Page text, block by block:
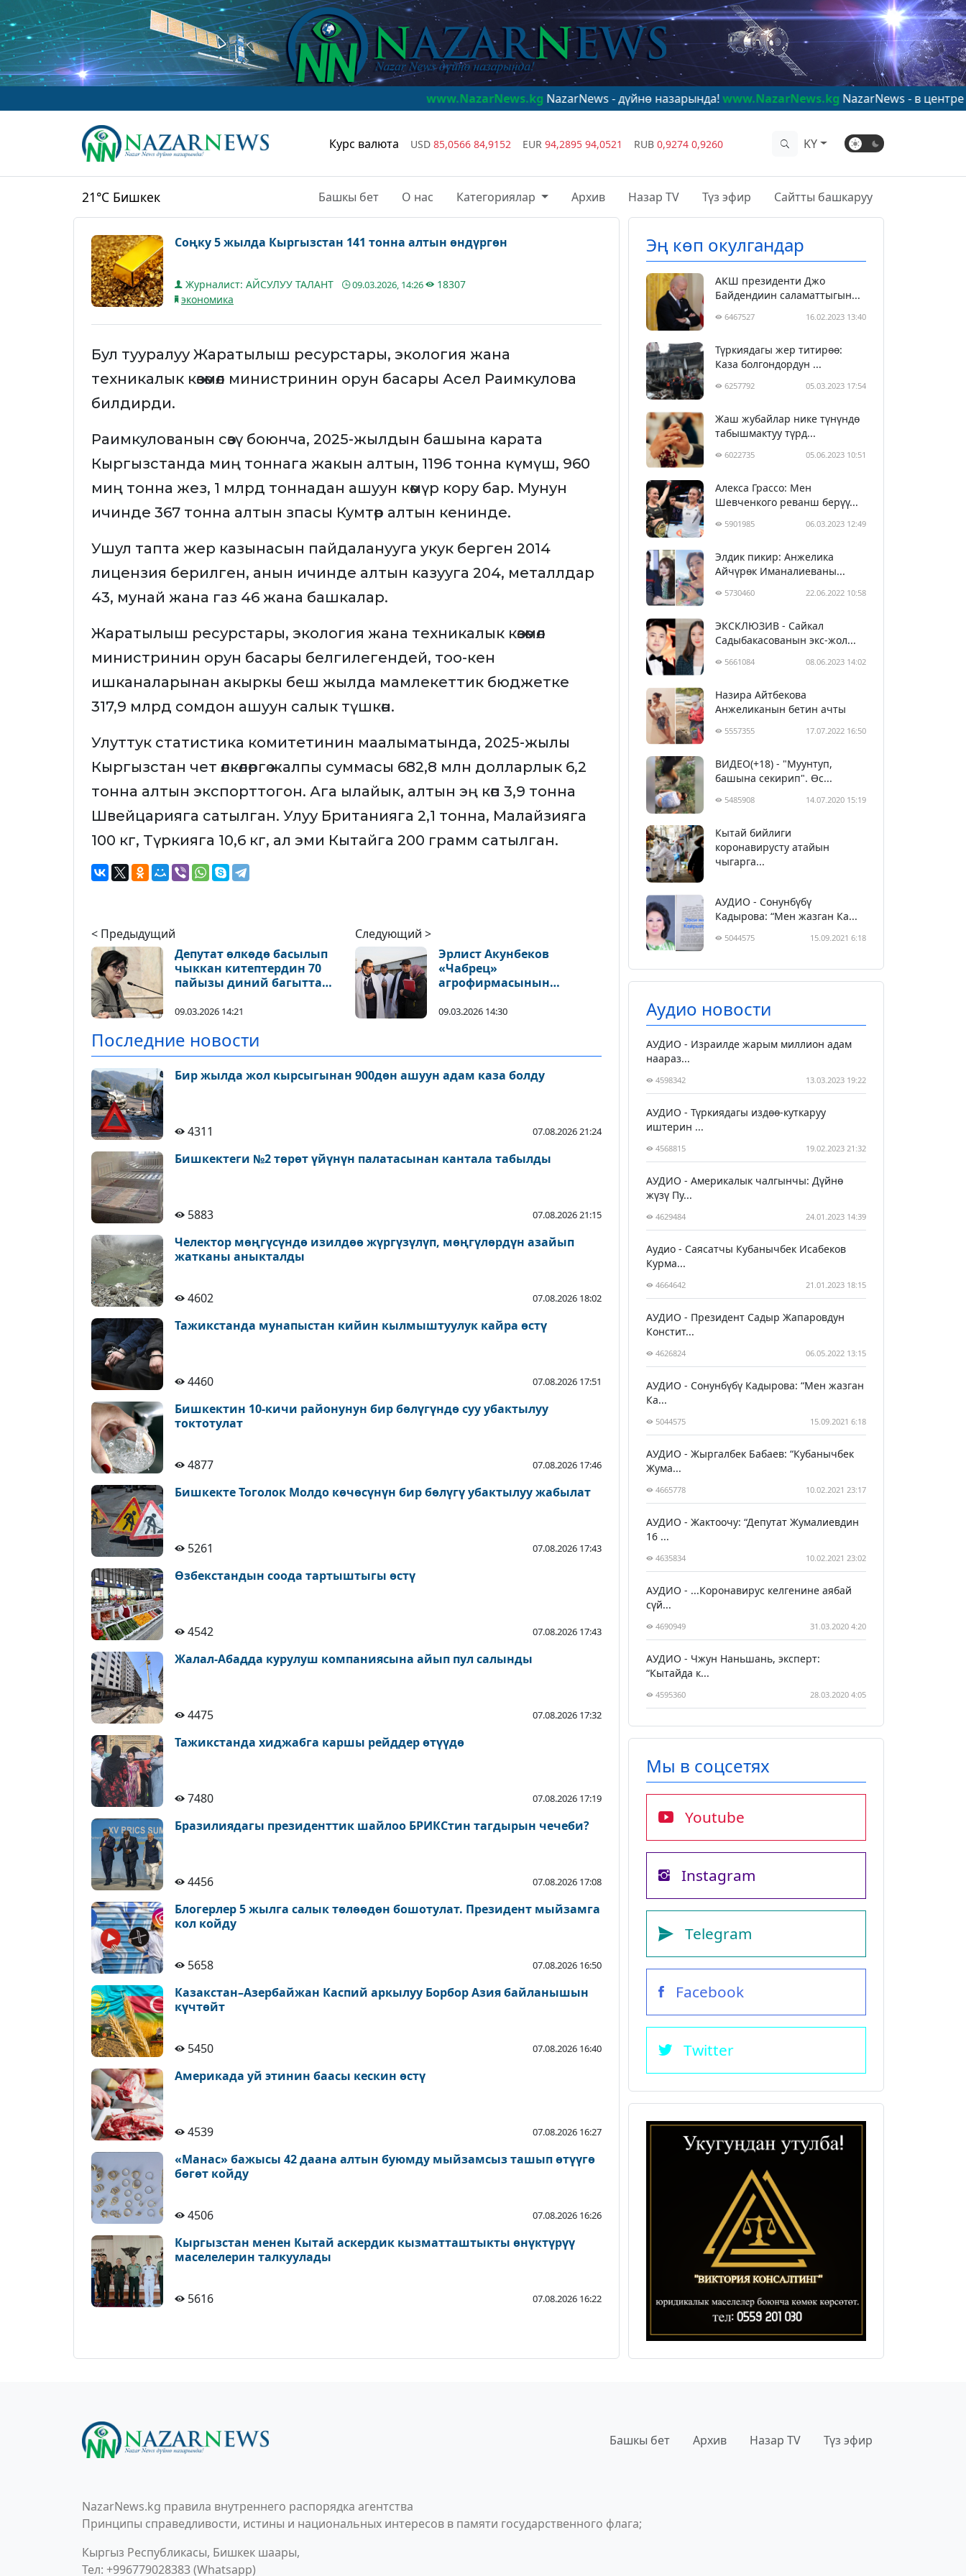
www.NazarNews.kgNazarNews - дүйнө назарында! www.NazarNews.kgNazarNews - в центре мирового
Курс валюта USD 85,0566 84,9152 EUR 94,2895 94,0521 RUB 0,9274 0,9260 KY
21°C Бишкек Башкы бет О нас Категориялар Архив Назар TV Түз эфир Сайтты башкаруу
Соңку 5 жылда Кыргызстан 141 тонна алтын өндүргөн
Журналист: АЙСУЛУУ ТАЛАНТ 09.03.2026, 14:26
18307
экономика
Бул тууралуу Жаратылыш ресурстары, экология жана
техникалык көзөмөл министринин орун басары Асел Раимкулова
билдирди.
Раимкулованын сөзү боюнча, 2025-жылдын башына карата
Кыргызстанда миң тоннага жакын алтын, 1196 тонна күмүш, 960
миң тонна жез, 1 млрд тоннадан ашуун көмүр кору бар. Мунун
ичинде 367 тонна алтын зпасы Кумтөр алтын кенинде.
Ушул тапта жер казынасын пайдаланууга укук берген 2014
лицензия берилген, анын ичинде алтын казууга 204, металлдар
43, мунай жана газ 46 жана башкалар.
Жаратылыш ресурстары, экология жана техникалык көзөмөл
министринин орун басары белгилегендей, тоо-кен
ишканаларынан акыркы беш жылда мамлекеттик бюджетке
317,9 млрд сомдон ашуун салык түшкөн.
Улуттук статистика комитетинин маалыматында, 2025-жылы
Кыргызстан чет өлкөлөргө жалпы суммасы 682,8 млн долларлык 6,2
тонна алтын экспорттогон. Ага ылайык, алтын эң көп 3,9 тонна
Швейцарияга сатылган. Улуу Британияга 2,1 тонна, Малайзияга
100 кг, Түркияга 10,6 кг, ал эми Кытайга 200 грамм сатылган.
< Предыдущий
Депутат өлкөдө басылып
чыккан китептердин 70
пайызы диний багытта
09.03.2026 14:21
Следующий >
Эрлист Акунбеков
«Чабрец»
агрофирмасынын
таанышты
09.03.2026 14:30
Последние новости
Бир жылда жол кырсыгынан 900дөн ашуун адам каза болду
4311 07.08.2026 21:24
Бишкектеги №2 төрөт үйүнүн палатасынан кантала табылды
5883 07.08.2026 21:15
Челектор мөңгүсүндө изилдөө жүргүзүлүп, мөңгүлөрдүн азайып
жатканы аныкталды
4602 07.08.2026 18:02
Тажикстанда мунапыстан кийин кылмыштуулук кайра өстү
4460 07.08.2026 17:51
Бишкектин 10-кичи районунун бир бөлүгүндө суу убактылуу
токтотулат
4877 07.08.2026 17:46
Бишкекте Тоголок Молдо көчөсүнүн бир бөлүгү убактылуу жабылат
5261 07.08.2026 17:43
Өзбекстандын соода тартыштыгы өстү
4542 07.08.2026 17:43
Жалал-Абадда курулуш компаниясына айып пул салынды
4475 07.08.2026 17:32
Тажикстанда хиджабга каршы рейддер өтүүдө
7480 07.08.2026 17:19
Бразилиядагы президенттик шайлоо БРИКСтин тагдырын чечеби?
4456 07.08.2026 17:08
Блогерлер 5 жылга салык төлөөдөн бошотулат. Президент мыйзамга
кол койду
5658 07.08.2026 16:50
Казакстан–Азербайжан Каспий аркылуу Борбор Азия байланышын
күчтөйт
5450 07.08.2026 16:40
Америкада уй этинин баасы кескин өстү
4539 07.08.2026 16:27
«Манас» бажысы 42 даана алтын буюмду мыйзамсыз ташып өтүүгө
бөгөт койду
4506 07.08.2026 16:26
Кыргызстан менен Кытай аскердик кызматташтыкты өнүктүрүү
маселелерин талкуулады
5616 07.08.2026 16:22
Эң көп окулгандар
АКШ президенти Джо
Байдендиин саламаттыгын...
6467527 16.02.2023 13:40
Түркиядагы жер титирөө:
Каза болгондордун ...
6257792 05.03.2023 17:54
Жаш жубайлар нике түнүндө
табышмактуу түрд...
6022735 05.06.2023 10:51
Алекса Грассо: Мен
Шевченкого реванш берүү...
5901985 06.03.2023 12:49
Элдик пикир: Анжелика
Айчүрөк Иманалиеваны...
5730460 22.06.2022 10:58
ЭКСКЛЮЗИВ - Сайкал
Садыбакасованын экс-жол...
5661084 08.06.2023 14:02
Назира Айтбекова
Анжеликанын бетин ачты
5557355 17.07.2022 16:50
ВИДЕО(+18) - "Муунтуп,
башына секирип". Өс...
5485908 14.07.2020 15:19
Кытай бийлиги
коронавирусту атайын
чыгарга...
АУДИО - Сонунбүбү
Кадырова: “Мен жазган Ка...
5044575 15.09.2021 6:18
Аудио новости
АУДИО - Израилде жарым миллион адам
наараз...
4598342 13.03.2023 19:22
АУДИО - Түркиядагы издөө-куткаруу
иштерин ...
4568815 19.02.2023 21:32
АУДИО - Америкалык чалгынчы: Дүйнө
жүзү Пу...
4629484 24.01.2023 14:39
Аудио - Саясатчы Кубанычбек Исабеков
Курма...
4664642 21.01.2023 18:15
АУДИО - Президент Садыр Жапаровдун
Констит...
4626824 06.05.2022 13:15
АУДИО - Сонунбүбү Кадырова: “Мен жазган
Ка...
5044575 15.09.2021 6:18
АУДИО - Жыргалбек Бабаев: “Кубанычбек
Жума...
4665778 10.02.2021 23:17
АУДИО - Жактоочу: “Депутат Жумалиевдин
16 ...
4635834 10.02.2021 23:02
АУДИО - ...Коронавирус келгенине аябай
сүй...
4690949 31.03.2020 4:20
АУДИО - Чжун Наньшань, эксперт:
“Кытайда к...
4595360 28.03.2020 4:05
Мы в соцсетях
Youtube
Instagram
Telegram
Facebook
Twitter
Башкы бет Архив Назар TV Түз эфир
NazarNews.kg правила внутреннего распорядка агентства
Принципы справедливости, истины и национальных интересов в памяти государственного флага;
Кыргыз Республикасы, Бишкек шаары,
Тел: +996779028383 (Whatsapp)